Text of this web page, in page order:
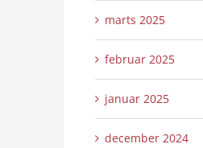
marts 2025
februar 2025
januar 2025
december 2024